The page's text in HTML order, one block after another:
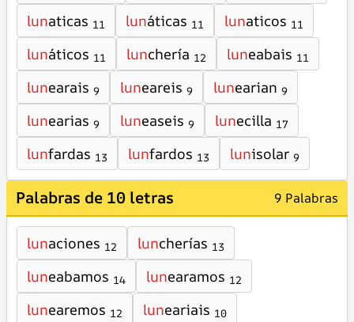
lunaticas 11 lunáticas 11 lunaticos 11
lunáticos 11 lunchería 12 luneabais 11
lunearais 9 luneareis 9 lunearian 9
lunearias 9 luneaseis 9 lunecilla 17
lunfardas 13 lunfardos 13 lunisolar 9
Palabras de 10 letras 9 Palabras
lunaciones 12 luncherías 13
luneabamos 14 lunearamos 12
lunearemos 12 luneariais 10